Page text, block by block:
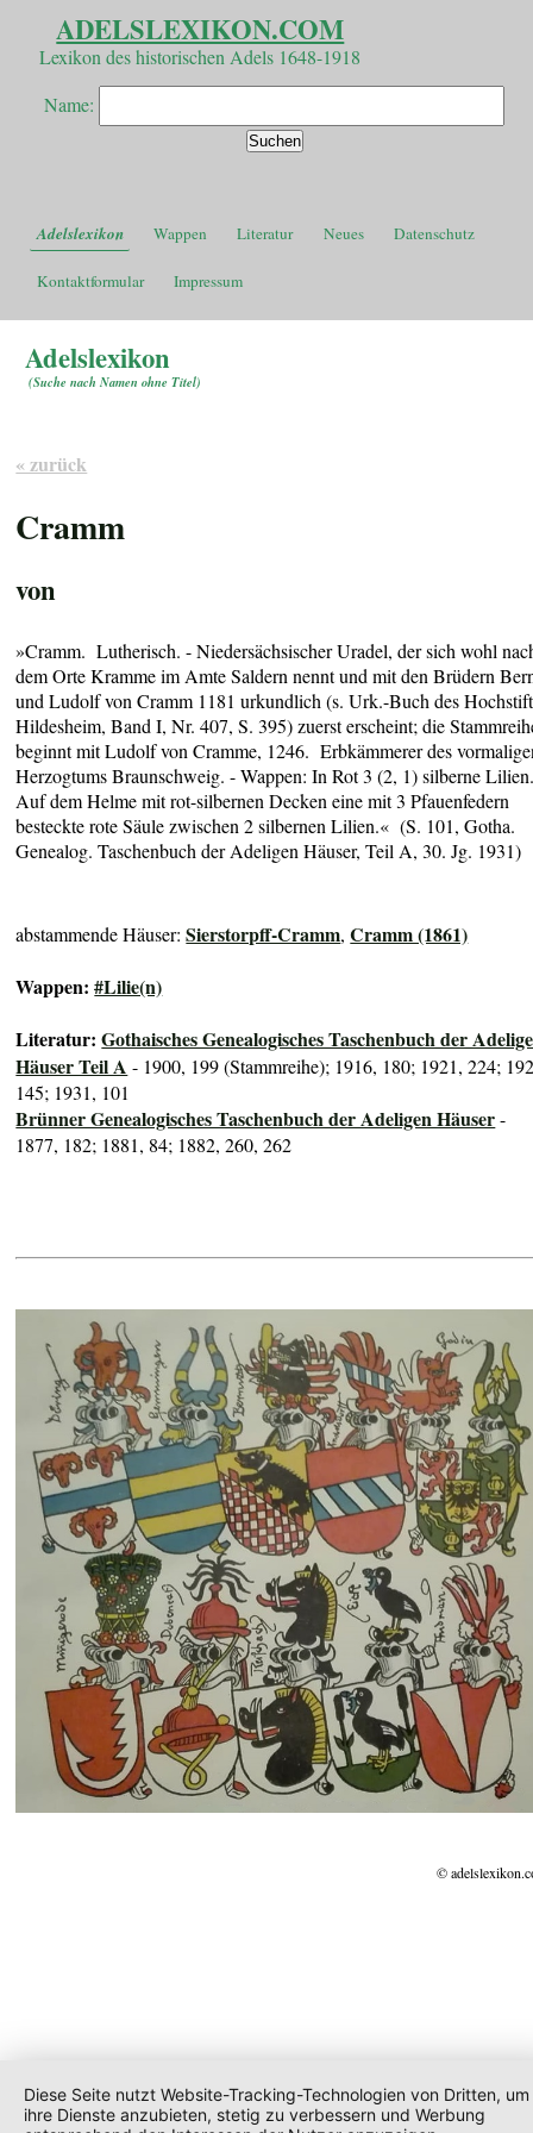
ADELSLEXIKON.COM
Lexikon des historischen Adels 1648-1918
Name:
Adelslexikon Wappen Literatur Neues Datenschutz
Kontaktformular Impressum
Adelslexikon
(Suche nach Namen ohne Titel)
« zurück
Cramm
von
»Cramm. Lutherisch. - Niedersächsischer Uradel, der sich wohl
dem Orte Kramme im Amte Saldern nennt und mit den Brüdern
und Ludolf von Cramm 1181 urkundlich (s. Urk.-Buch des
Hildesheim, Band I, Nr. 407, S. 395) zuerst erscheint; die
beginnt mit Ludolf von Cramme, 1246. Erbkämmerer des
Herzogtums Braunschweig. - Wappen: In Rot 3 (2, 1) silberne
Auf dem Helme mit rot-silbernen Decken eine mit 3 Pfauenfedern
besteckte rote Säule zwischen 2 silbernen Lilien.« (S. 101, Gotha.
Genealog. Taschenbuch der Adeligen Häuser, Teil A, 30. Jg. 1931)
abstammende Häuser:Sierstorpff-Cramm,Cramm (1861)
Wappen:#Lilie(n)
Literatur:Gothaisches Genealogisches Taschenbuch der
Häuser Teil A - 1900, 199 (Stammreihe); 1916, 180; 1921, 224;
145; 1931, 101
Brünner Genealogisches Taschenbuch der Adeligen Häuser-
1877, 182; 1881, 84; 1882, 260, 262
©
Diese Seite nutzt Website-Tracking-Technologien von Dritten, um
ihre Dienste anzubieten, stetig zu verbessern und Werbung